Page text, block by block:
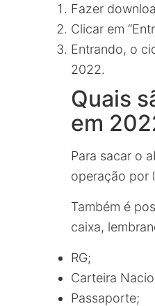
Fazer
Clicar em
Entrando, o
2022.
Quais
em
Para sacar o
operação por
Também é
caixa,
RG;
Carteira
Passaporte;